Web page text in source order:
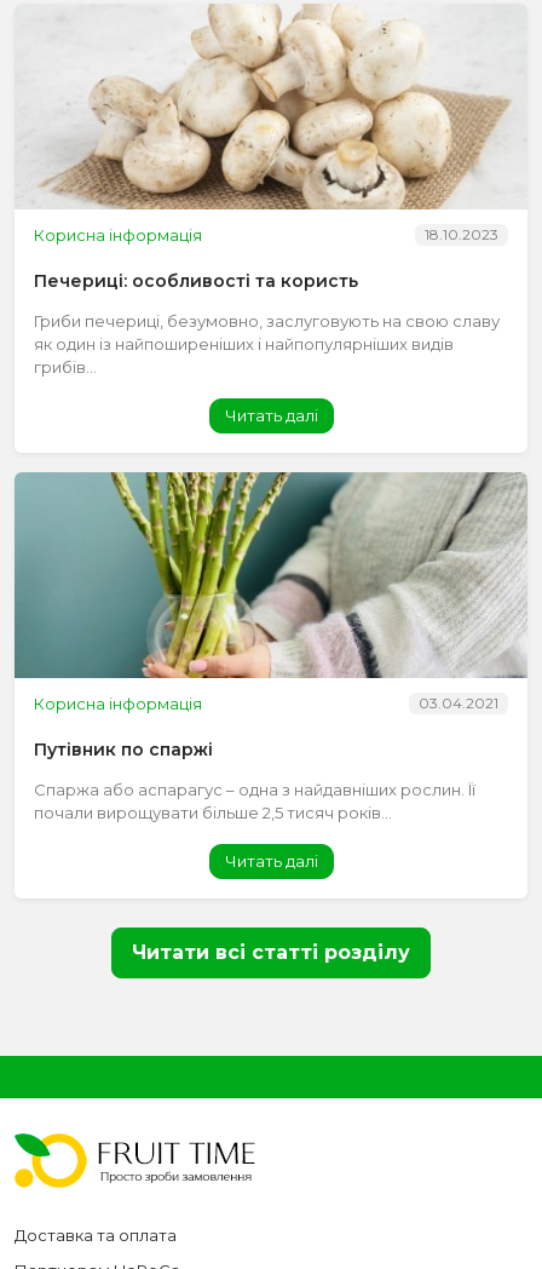
Корисна інформація 18.10.2023
Печериці: особливості та користь
Гриби печериці, безумовно, заслуговують на свою славу
як один із найпоширеніших і найпопулярніших видів
грибів...
Читать далі
Корисна інформація 03.04.2021
Путівник по спаржі
Спаржа або аспарагус – одна з найдавніших рослин. Її
почали вирощувати більше 2,5 тисяч років...
Читать далі
Читати всі статті розділу
Доставка та оплата